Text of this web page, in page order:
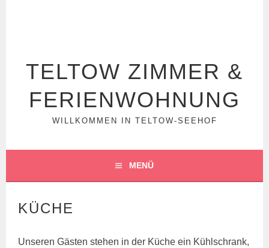
TELTOW ZIMMER &
FERIENWOHNUNG
WILLKOMMEN IN TELTOW-SEEHOF
MENÜ
KÜCHE
Unseren Gästen stehen in der Küche ein Kühlschrank,